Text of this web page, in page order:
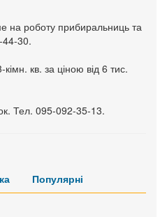
на роботу прибиральниць та
44-30.
кв. за ціною від 6 тис.
Тел. 095-092-35-13.
Популярні